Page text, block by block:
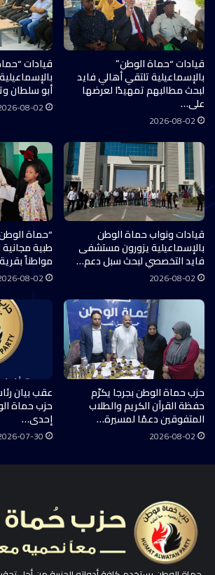
قيادات “حماة الوطن”
بالإسماعيلية تلتقي أهالي فايد
لبحث مطالبهم تمهيدًا لعرضها
على…
2026-08-02
قيادات
أبو سلطان
08-02
قيادات ونواب حماة الوطن
بالإسماعيلية يزورون مستشفى
فايد التخصصي لبحث سبل دعم…
2026-08-02
“حماة
مواطناً
08-02
حزب حماة الوطن بجرجا يكرّم
حفظة القرآن الكريم والطلاب
المتفوقين دعمًا لمسيرة…
2026-08-02
عقب بيان
حزب حماة
إحدى…
07-30